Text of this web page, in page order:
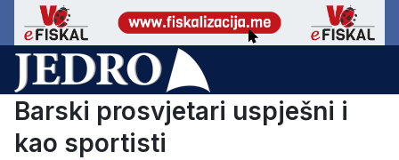
Barski prosvjetari uspješni i
kao sportisti